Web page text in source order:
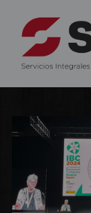
Previous